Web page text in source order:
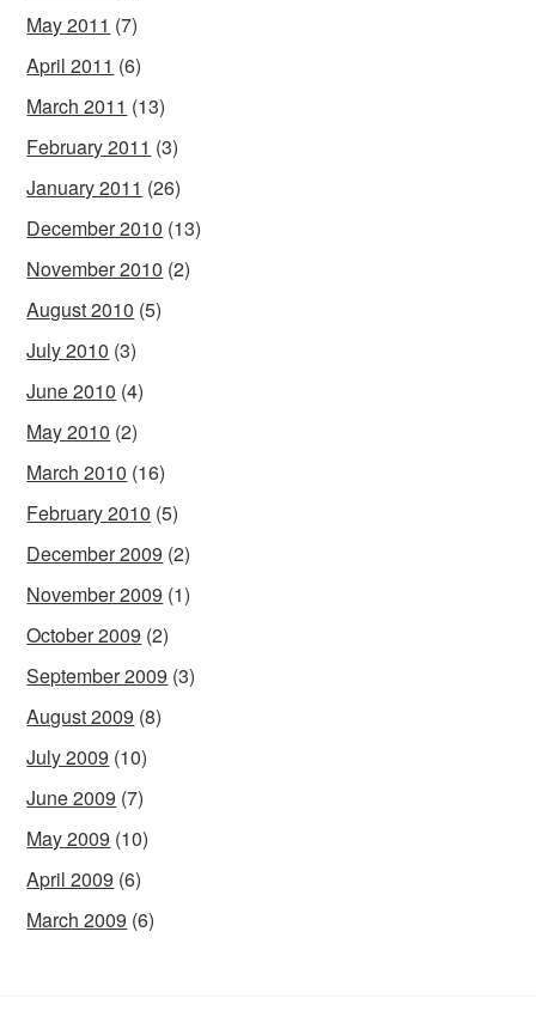
May 2011 (7)
April 2011 (6)
March 2011 (13)
February 2011 (3)
January 2011 (26)
December 2010 (13)
November 2010 (2)
August 2010 (5)
July 2010 (3)
June 2010 (4)
May 2010 (2)
March 2010 (16)
February 2010 (5)
December 2009 (2)
November 2009 (1)
October 2009 (2)
September 2009 (3)
August 2009 (8)
July 2009 (10)
June 2009 (7)
May 2009 (10)
April 2009 (6)
March 2009 (6)